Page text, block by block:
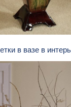
в вазе в